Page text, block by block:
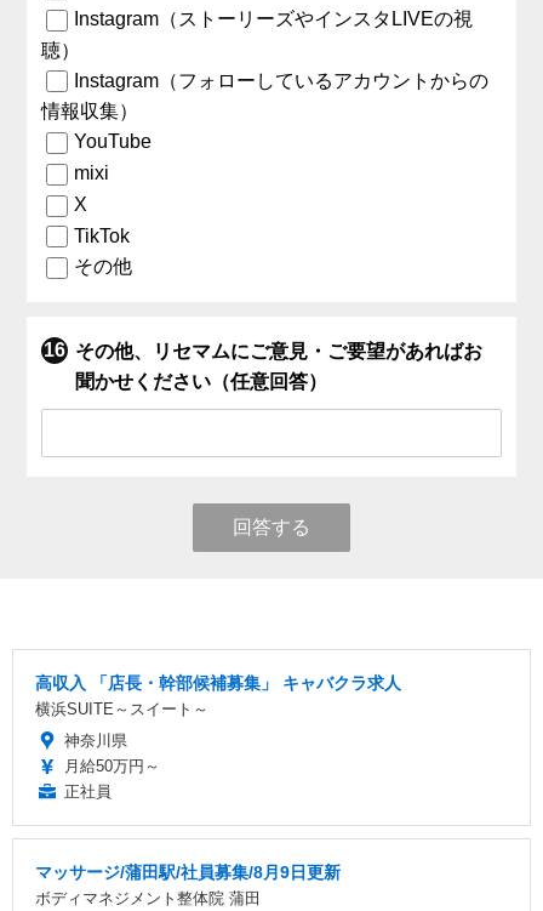
Instagram（ストーリーズやインスタLIVEの視
聴）
Instagram（フォローしているアカウントからの
情報収集）
YouTube
mixi
X
TikTok
その他
その他、リセマムにご意見・ご要望があればお
聞かせください（任意回答）
回答する
高収入 「店長・幹部候補募集」 キャバクラ求人
横浜SUITE～スイート～
神奈川県
月給50万円～
正社員
マッサージ/蒲田駅/社員募集/8月9日更新
ボディマネジメント整体院 蒲田